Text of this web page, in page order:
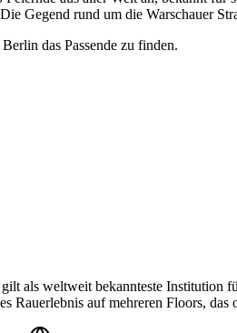
Gegend rund um die Warschauer
das Passende zu finden.
als weltweit bekannteste
Rauerlebnis auf mehreren Floors, das